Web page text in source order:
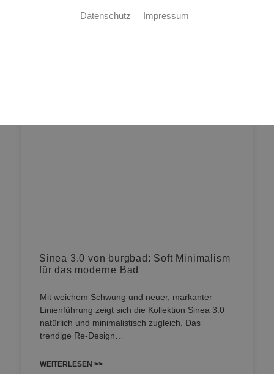
Sinea 3.0 von burgbad: Soft Minimalism
für das moderne Bad
Mit weichem Schwung und neuer, markanter
Linienführung zeigt sich die Kollektion Sinea 3.0
natürlich und minimalistisch zugleich. Das
trendige Re-Design…
WEITERLESEN >>
Datenschutz Impressum